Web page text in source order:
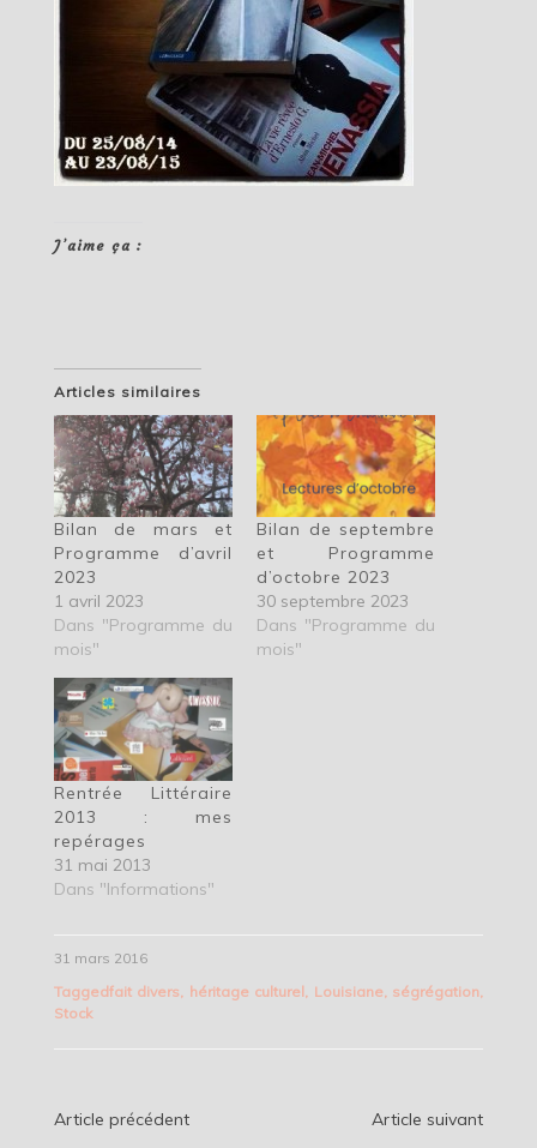
J’aime ça :
Articles similaires
Bilan de mars et
Programme d’avril
2023
1 avril 2023
Dans "Programme du
mois"
Bilan de septembre
et Programme
d’octobre 2023
30 septembre 2023
Dans "Programme du
mois"
Rentrée Littéraire
2013 : mes
repérages
31 mai 2013
Dans "Informations"
31 mars 2016
Taggedfait divers héritage culturel Louisiane, ségrégation
Stock
Navigation
Article précédent Article suivant